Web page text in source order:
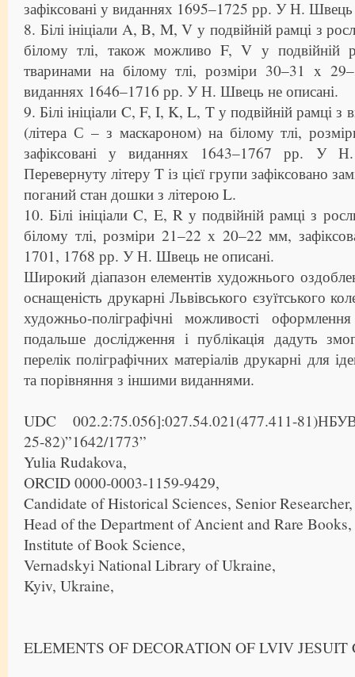
зафіксовані у виданнях 1695–1725 рр. У Н. Швець
8. Білі ініціали A, B, M, V у подвійній рамці з
білому тлі, також можливо F, V у подвійній
тваринами на білому тлі, розміри 30–31 x
виданнях 1646–1716 рр. У Н. Швець не описані.
9. Білі ініціали C, F, I, K, L, T у подвійній рамці
(літера С – з маскароном) на білому тлі,
зафіксовані у виданнях 1643–1767 рр. У
Перевернуту літеру T із цієї групи зафіксовано
поганий стан дошки з літерою L.
10. Білі ініціали C, E, R у подвійній рамці з
білому тлі, розміри 21–22 х 20–22 мм,
1701, 1768 рр. У Н. Швець не описані.
Широкий діапазон елементів художнього
оснащеність друкарні Львівського єзуїтського
художньо-поліграфічні можливості
подальше дослідження і публікація дадуть
перелік поліграфічних матеріалів друкарні для
та порівняння з іншими виданнями.
UDC 002.2:75.056]:027.54.021(477.411-
25-82)”1642/1773”
Yulia Rudakova,
ORCID 0000-0003-1159-9429,
Candidate of Historical Sciences, Senior Researcher,
Head of the Department of Ancient and Rare Books,
Institute of Book Science,
Vernadskyі National Library of Ukraine,
Kyiv, Ukraine,
ELEMENTS OF DECORATION OF LVIV